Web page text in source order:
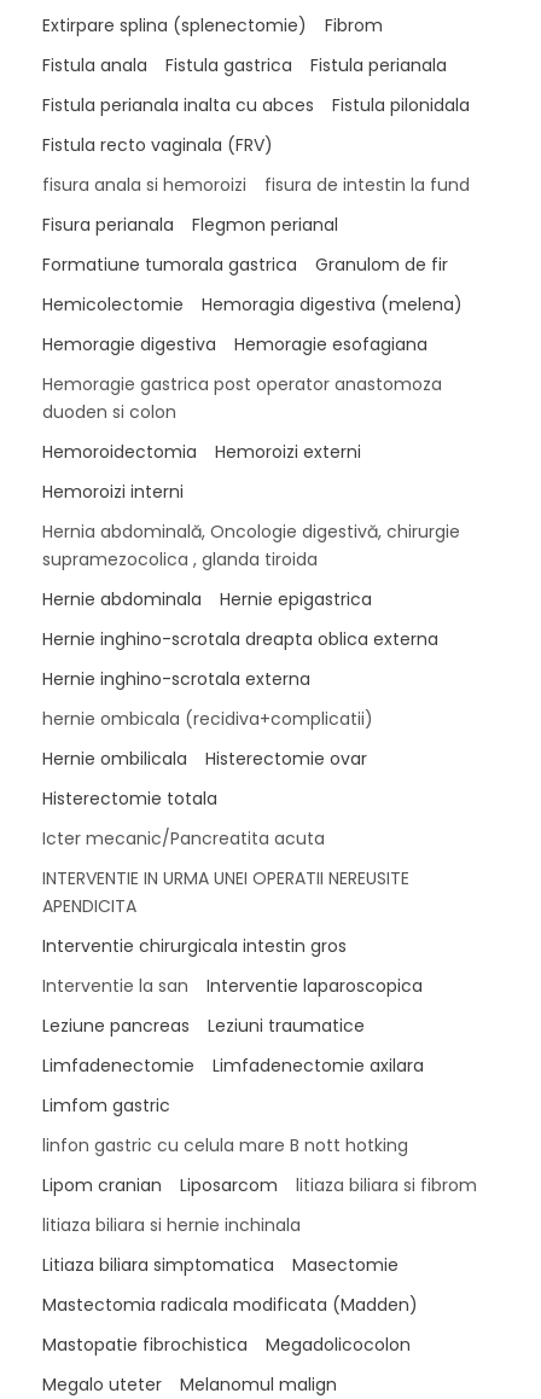
Extirpare splina (splenectomie)
Fibrom
Fistula anala
Fistula gastrica
Fistula perianala
Fistula perianala inalta cu abces
Fistula pilonidala
Fistula recto vaginala (FRV)
fisura anala si hemoroizi
fisura de intestin la fund
Fisura perianala
Flegmon perianal
Formatiune tumorala gastrica
Granulom de fir
Hemicolectomie
Hemoragia digestiva (melena)
Hemoragie digestiva
Hemoragie esofagiana
Hemoragie gastrica post operator anastomoza
duoden si colon
Hemoroidectomia
Hemoroizi externi
Hemoroizi interni
Hernia abdominală, Oncologie digestivă, chirurgie
supramezocolica , glanda tiroida
Hernie abdominala
Hernie epigastrica
Hernie inghino-scrotala dreapta oblica externa
Hernie inghino-scrotala externa
hernie ombicala (recidiva+complicatii)
Hernie ombilicala
Histerectomie ovar
Histerectomie totala
Icter mecanic/Pancreatita acuta
INTERVENTIE IN URMA UNEI OPERATII NEREUSITE
APENDICITA
Interventie chirurgicala intestin gros
Interventie la san
Interventie laparoscopica
Leziune pancreas
Leziuni traumatice
Limfadenectomie
Limfadenectomie axilara
Limfom gastric
linfon gastric cu celula mare B nott hotking
Lipom cranian
Liposarcom
litiaza biliara si fibrom
litiaza biliara si hernie inchinala
Litiaza biliara simptomatica
Masectomie
Mastectomia radicala modificata (Madden)
Mastopatie fibrochistica
Megadolicocolon
Megalo uteter
Melanomul malign